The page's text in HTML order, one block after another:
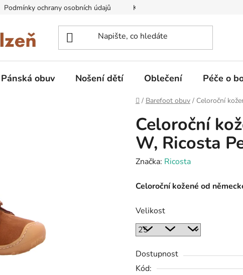
Podmínky ochrany osobních údajů Kontakty na prodejny
Pánská obuv Nošení dětí Oblečení Péče o
Domů
/ Barefoot obuv / Celoroční
Celoroční
W, Ricosta
Značka: Ricosta
Celoroční kožené od
Velikost
Dostupnost
Kód: